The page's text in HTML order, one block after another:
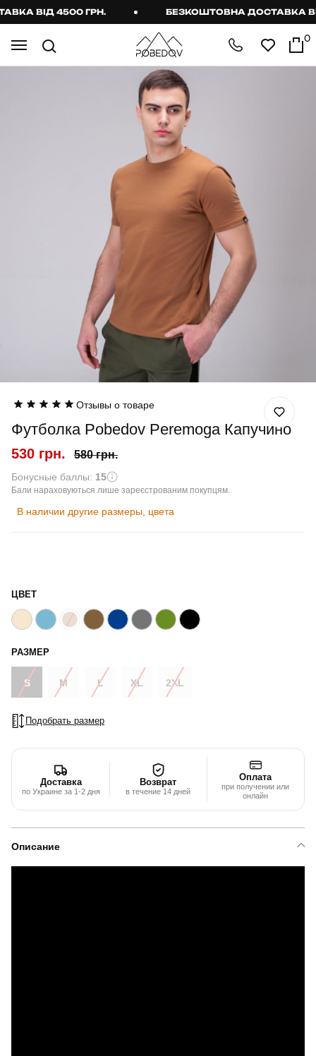
ВІД 4500 ГРН. БЕЗКОШТОВНА ДОСТАВКА ВІД
0
Отзывы о товаре
Футболка Pobedov Peremoga Капучино
530 грн. 580 грн.
Бонусные баллы: 15
Бали нараховуються лише зареєстрованим покупцям.
В наличии другие размеры, цвета
ЦВЕТ
РАЗМЕР
S M L XL 2XL
Подобрать размер
Доставка
по Украине за 1-2 дня
Возврат
в течение 14 дней
Оплата
при получении или
онлайн
Описание